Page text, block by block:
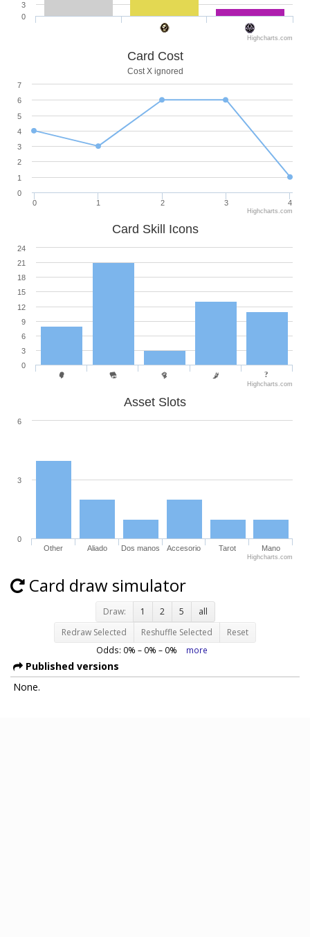
0
3
Highcharts.com
Card Cost
Cost X ignored
0 1 2 3 4
0
1
2
3
4
5
6
7
Highcharts.com
Card Skill Icons
0
3
6
9
12
15
18
21
24
Highcharts.com
Asset Slots
0
3
6
Highcharts.com
Other Aliado Dos manos Accesorio Tarot Mano
Card draw simulator
Draw: 1 2 5
all
Redraw Selected
Reshuffle Selected Reset
Odds: 0% – 0% – 0% more
Published versions
None.